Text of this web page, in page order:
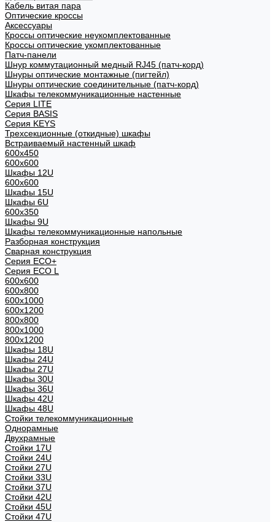
Кабель витая пара
Оптические кроссы
Аксессуары
Кроссы оптические неукомплектованные
Кроссы оптические укомплектованные
Патч-панели
Шнур коммутационный медный RJ45 (патч-корд)
Шнуры оптические монтажные (пигтейл)
Шнуры оптические соединительные (патч-корд)
Шкафы телекоммуникационные настенные
Cерия LITE
Cерия BASIS
Cерия KEYS
Трехсекционные (откидные) шкафы
Встраиваемый настенный шкаф
600x450
600x600
Шкафы 12U
600x600
Шкафы 15U
Шкафы 6U
600x350
Шкафы 9U
Шкафы телекоммуникационные напольные
Разборная конструкция
Сварная конструкция
Серия ECO+
Серия ECO L
600x600
600x800
600х1000
600х1200
800x800
800х1000
800х1200
Шкафы 18U
Шкафы 24U
Шкафы 27U
Шкафы 30U
Шкафы 36U
Шкафы 42U
Шкафы 48U
Стойки телекоммуникационные
Однорамные
Двухрамные
Стойки 17U
Стойки 24U
Стойки 27U
Стойки 33U
Стойки 37U
Стойки 42U
Стойки 45U
Стойки 47U